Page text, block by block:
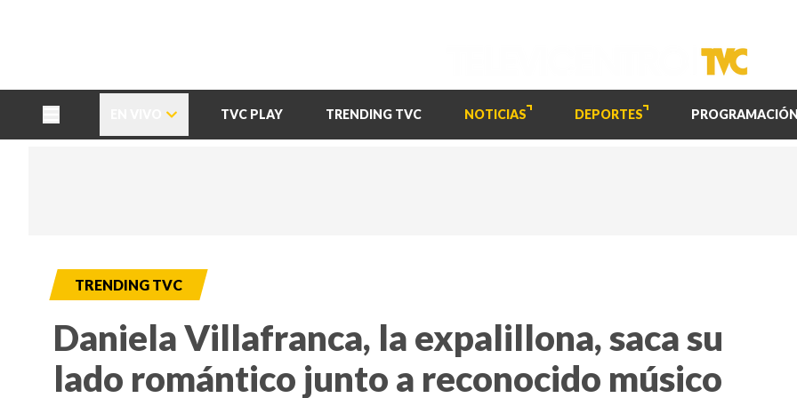
TVC PLAY TRENDING TVC NOTICIAS DEPORTES PROGRAMACIÓN
TRENDING TVC
Daniela Villafranca, la expalillona, saca su
lado romántico junto a reconocido músico